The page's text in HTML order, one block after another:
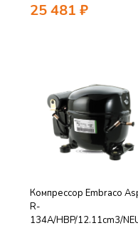
25 481 ₽
Компрессор Embraco
R-
134A/HBP/12.11cm3/